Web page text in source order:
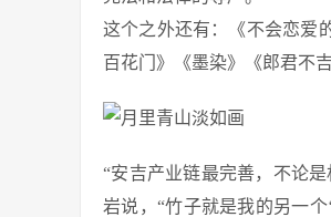
这个之外还有：《不会恋爱
百花门》《墨染》《郎君不
“安吉产业链最完善，不论
岩说，“竹子就是我的另一